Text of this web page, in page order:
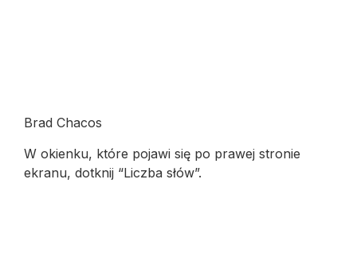
Brad Chacos
W okienku, które pojawi się po prawej stronie
ekranu, dotknij “Liczba słów”.